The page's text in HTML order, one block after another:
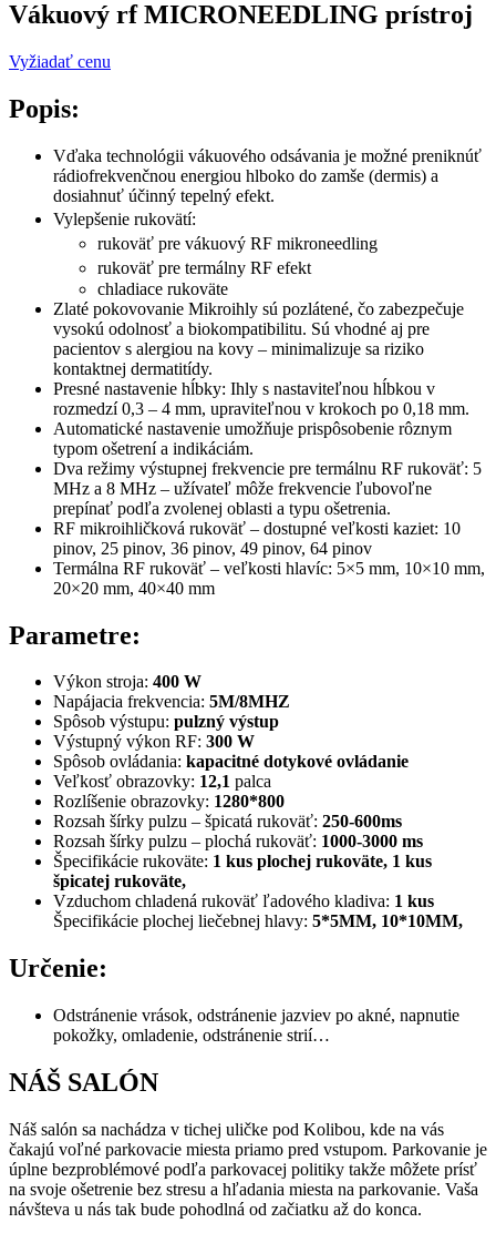
Vákuový rf MICRONEEDLING prístroj
Vyžiadať cenu
Popis:
Vďaka technológii vákuového odsávania je možné preniknúť
rádiofrekvenčnou energiou hlboko do zamše (dermis) a
dosiahnuť účinný tepelný efekt.
Vylepšenie rukovätí:
rukoväť pre vákuový RF mikroneedling
rukoväť pre termálny RF efekt
chladiace rukoväte
Zlaté pokovovanie Mikroihly sú pozlátené, čo zabezpečuje
vysokú odolnosť a biokompatibilitu. Sú vhodné aj pre
pacientov s alergiou na kovy – minimalizuje sa riziko
kontaktnej dermatitídy.
Presné nastavenie hĺbky: Ihly s nastaviteľnou hĺbkou v
rozmedzí 0,3 – 4 mm, upraviteľnou v krokoch po 0,18 mm.
Automatické nastavenie umožňuje prispôsobenie rôznym
typom ošetrení a indikáciám.
Dva režimy výstupnej frekvencie pre termálnu RF rukoväť: 5
MHz a 8 MHz – užívateľ môže frekvencie ľubovoľne
prepínať podľa zvolenej oblasti a typu ošetrenia.
RF mikroihličková rukoväť – dostupné veľkosti kaziet: 10
pinov, 25 pinov, 36 pinov, 49 pinov, 64 pinov
Termálna RF rukoväť – veľkosti hlavíc: 5×5 mm, 10×10 mm,
20×20 mm, 40×40 mm
Parametre:
Výkon stroja: 400 W
Napájacia frekvencia: 5M/8MHZ
Spôsob výstupu: pulzný výstup
Výstupný výkon RF: 300 W
Spôsob ovládania: kapacitné dotykové ovládanie
Veľkosť obrazovky: 12,1 palca
Rozlíšenie obrazovky: 1280*800
Rozsah šírky pulzu – špicatá rukoväť: 250-600ms
Rozsah šírky pulzu – plochá rukoväť: 1000-3000 ms
Špecifikácie rukoväte: 1 kus plochej rukoväte, 1 kus
špicatej rukoväte,
Vzduchom chladená rukoväť ľadového kladiva: 1 kus
Špecifikácie plochej liečebnej hlavy: 5*5MM, 10*10MM,
Určenie:
Odstránenie vrások, odstránenie jazviev po akné, napnutie
pokožky, omladenie, odstránenie strií…
NÁŠ SALÓN
Náš salón sa nachádza v tichej uličke pod Kolibou, kde na vás
čakajú voľné parkovacie miesta priamo pred vstupom. Parkovanie je
úplne bezproblémové podľa parkovacej politiky takže môžete prísť
na svoje ošetrenie bez stresu a hľadania miesta na parkovanie. Vaša
návšteva u nás tak bude pohodlná od začiatku až do konca.